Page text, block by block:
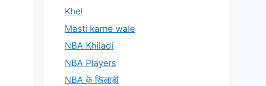
Khel
Masti karne wale
NBA Khiladi
NBA Players
NBA के खिलाड़ी